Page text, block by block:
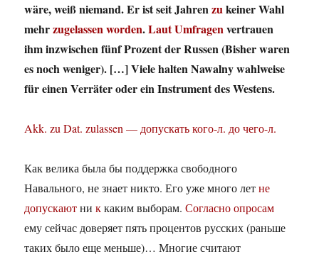
wäre, weiß niemand. Er ist seit Jahrenzukeiner Wahl
mehrzugelassen worden.Laut Umfragenvertrauen
ihm inzwischen fünf Prozent der Russen (Bisher waren
es noch weniger). […] Viele halten Nawalny wahlweise
für einen Verräter oder ein Instrument des Westens.
Akk. zu Dat. zulassen — допускать кого-л. до чего-л.
Как велика была бы поддержка свободного
Навального, не знает никто. Его уже много летне
допускаютниккаким выборам.Согласно опросам
ему сейчас доверяет пять процентов русских (раньше
таких было еще меньше)… Многие считают